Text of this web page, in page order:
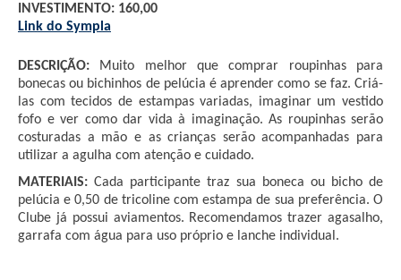
INVESTIMENTO: 160,00
Link do Sympla
DESCRIÇÃO: Muito melhor que comprar roupinhas para
bonecas ou bichinhos de pelúcia é aprender como se faz. Criá-
las com tecidos de estampas variadas, imaginar um vestido
fofo e ver como dar vida à imaginação. As roupinhas serão
costuradas a mão e as crianças serão acompanhadas para
utilizar a agulha com atenção e cuidado.
MATERIAIS: Cada participante traz sua boneca ou bicho de
pelúcia e 0,50 de tricoline com estampa de sua preferência. O
Clube já possui aviamentos. Recomendamos trazer agasalho,
garrafa com água para uso próprio e lanche individual.